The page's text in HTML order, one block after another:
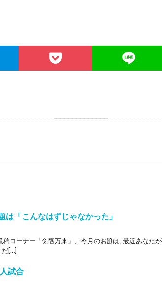
「こんなはずじゃなかった」
コーナー「剣客万来」、今月のお題は↓最近あなたが
だ[…]
試合